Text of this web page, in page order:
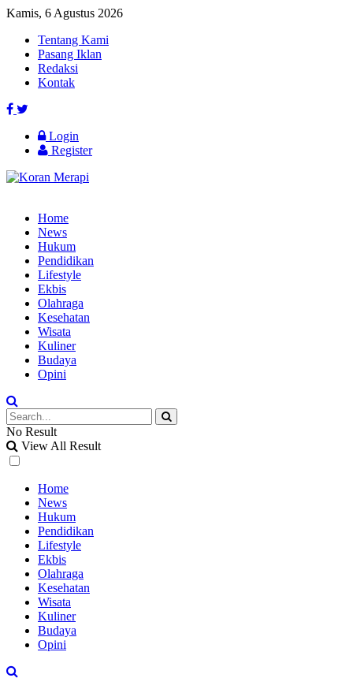
Kamis, 6 Agustus 2026
Tentang Kami
Pasang Iklan
Redaksi
Kontak
Login
Register
Home
News
Hukum
Pendidikan
Lifestyle
Ekbis
Olahraga
Kesehatan
Wisata
Kuliner
Budaya
Opini
No Result
View All Result
Home
News
Hukum
Pendidikan
Lifestyle
Ekbis
Olahraga
Kesehatan
Wisata
Kuliner
Budaya
Opini